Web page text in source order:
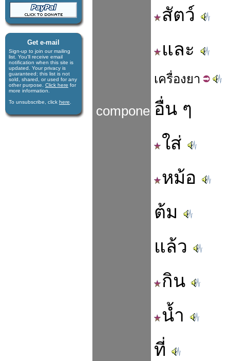
Get e-mail
Sign-up to join our mail­ing
list. You'll receive e­mail
notification when this site is
updated. Your privacy is
guaran­teed; this list is not
sold, shared, or used for any
other purpose. Click here for
more infor­mation.
To unsubscribe, click here
components
สัตว์
และ
เครื่องยา
อื่น ๆ
ใส่
หม้อ
ต้ม
แล้ว
กิน
น้ำ
ที่